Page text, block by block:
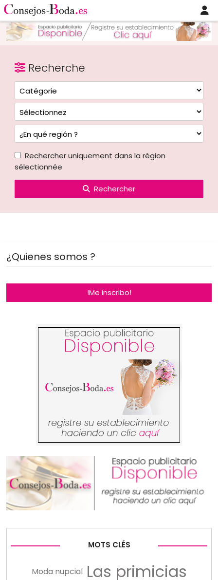
Recherche
Rechercher uniquement dans la région
sélectionnée
Rechercher
¿Quienes somos ?
!Me inscribo!
MOTS CLÉS
Moda nupcial Las primicias